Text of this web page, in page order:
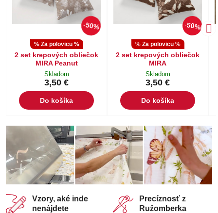
50%
% Za polovicu %
2 set krepových obliečok
MIRA Peanut
Skladom
3,50 €
Do košíka
50%
% Za polovicu %
2 set krepových obliečok
MIRA
Skladom
3,50 €
Do košíka
Vzory, aké inde
nenájdete
Precíznosť z
Ružomberka